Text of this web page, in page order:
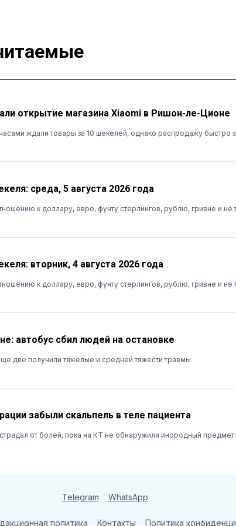
открытие магазина Xiaomi в Ришон-ле-Ционе
ждали товары за 10 шекелей, однако распродажу быстро
среда, 5 августа 2026 года
к доллару, евро, фунту стерлингов, рублю, гривне и не
вторник, 4 августа 2026 года
к доллару, евро, фунту стерлингов, рублю, гривне и не
автобус сбил людей на остановке
две получили тяжелые и средней тяжести травмы
забыли скальпель в теле пациента
от болей, пока на КТ не обнаружили инородный предмет
Telegram WhatsApp
политика Контакты Политика